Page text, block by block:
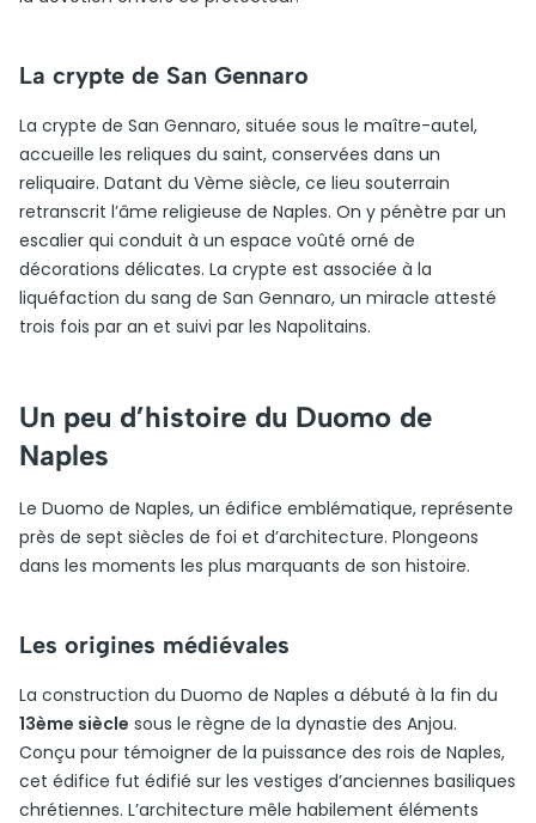
La crypte de San Gennaro
La crypte de San Gennaro, située sous le maître-autel,
accueille les reliques du saint, conservées dans un
reliquaire. Datant du Vème siècle, ce lieu souterrain
retranscrit l’âme religieuse de Naples. On y pénètre par un
escalier qui conduit à un espace voûté orné de
décorations délicates. La crypte est associée à la
liquéfaction du sang de San Gennaro, un miracle attesté
trois fois par an et suivi par les Napolitains.
Un peu d’histoire du Duomo de
Naples
Le Duomo de Naples, un édifice emblématique, représente
près de sept siècles de foi et d’architecture. Plongeons
dans les moments les plus marquants de son histoire.
Les origines médiévales
La construction du Duomo de Naples a débuté à la fin du
13ème siècle sous le règne de la dynastie des Anjou.
Conçu pour témoigner de la puissance des rois de Naples,
cet édifice fut édifié sur les vestiges d’anciennes basiliques
chrétiennes. L’architecture mêle habilement éléments